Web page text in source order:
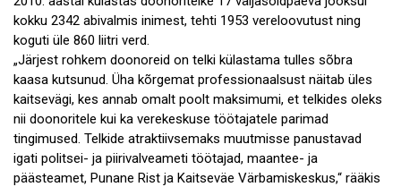
kokku 2342 abivalmis inimest, tehti 1953 vereloovutust ning
koguti üle 860 liitri verd.
„Järjest rohkem doonoreid on telki külastama tulles sõbra
kaasa kutsunud. Üha kõrgemat professionaalsust näitab üles
kaitsevägi, kes annab omalt poolt maksimumi, et telkides oleks
nii doonoritele kui ka verekeskuse töötajatele parimad
tingimused. Telkide atraktiivsemaks muutmisse panustavad
igati politsei- ja piirivalveameti töötajad, maantee- ja
päästeamet, Punane Rist ja Kaitseväe Värbamiskeskus,“ rääkis